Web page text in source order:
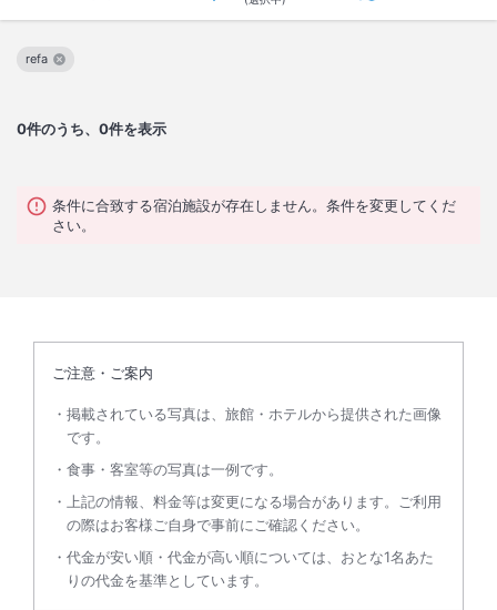
0件のうち、0件を表示
refa
この絞り込み条件を解除
条件に合致する宿泊施設が存在しません。条件を変更してくだ
さい。
ご注意・ご案内
掲載されている写真は、旅館・ホテルから提供された画像
です。
食事・客室等の写真は一例です。
上記の情報、料金等は変更になる場合があります。ご利用
の際はお客様ご自身で事前にご確認ください。
代金が安い順・代金が高い順については、おとな1名あた
りの代金を基準としています。